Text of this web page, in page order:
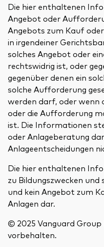
Die hier enthaltenen
Angebot oder
Angebots zum Kauf
in irgendeiner
solches Angebot oder
rechtswidrig ist, oder
gegenüber denen ein
solche Aufforderung
werden darf, oder wenn
oder die Aufforderung
ist. Die Informationen
oder Anlageberatung
Anlageentscheidungen
Die hier enthaltenen
zu Bildungszwecken
und kein Angebot zum
Anlagen dar.
© 2025 Vanguard Group
vorbehalten.